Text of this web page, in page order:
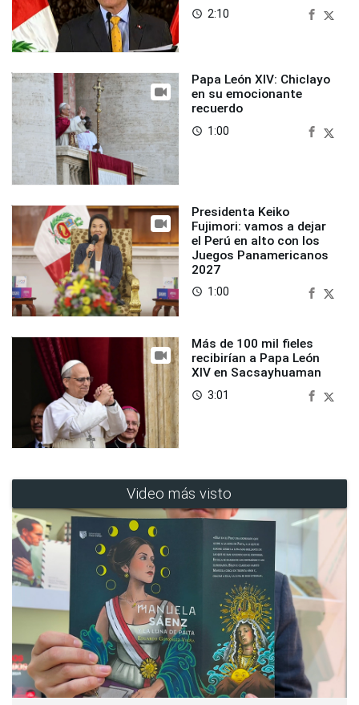
access_time 2:10
Papa León XIV: Chiclayo
en su emocionante
recuerdo
access_time 1:00
Presidenta Keiko
Fujimori: vamos a dejar
el Perú en alto con los
Juegos Panamericanos
2027
access_time 1:00
Más de 100 mil fieles
recibirían a Papa León
XIV en Sacsayhuaman
access_time 3:01
Video más visto